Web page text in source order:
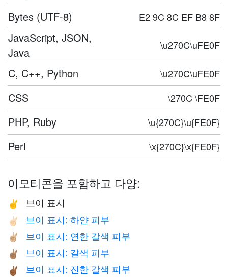
Bytes (UTF-8) E2 9C 8C EF B8 8F
JavaScript, JSON,
Java
\u270C\uFE0F
C, C++, Python \u270C\uFE0F
CSS \270C \FE0F
PHP, Ruby \u{270C}\u{FE0F}
Perl \x{270C}\x{FE0F}
이모티콘을 포함하고 다양:
✌️ 브이 표시
✌🏻 브이 표시: 하얀 피부
✌🏼 브이 표시: 연한 갈색 피부
✌🏽 브이 표시: 갈색 피부
✌🏾 브이 표시: 진한 갈색 피부